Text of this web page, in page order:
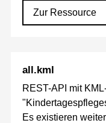
Zur Ressource
all.kml
REST-API mit
Es existieren